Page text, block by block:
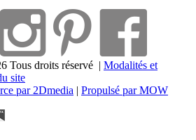
Tous droits réservé | Modalités et
site
par 2Dmedia | Propulsé par MOW